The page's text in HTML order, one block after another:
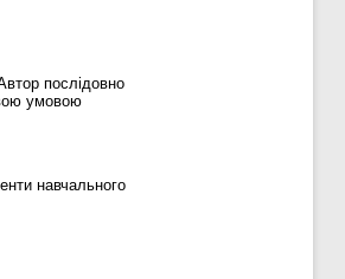
послідовно
умовою
навчального